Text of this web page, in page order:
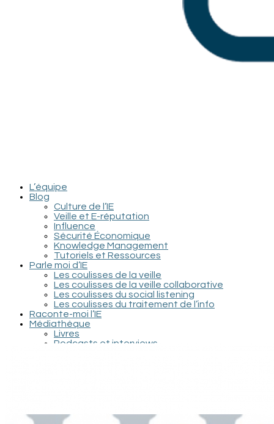
L’équipe
Blog
Culture de l’IE
Veille et E-réputation
Influence
Sécurité Économique
Knowledge Management
Tutoriels et Ressources
Parle moi d’IE
Les coulisses de la veille
Les coulisses de la veille collaborative
Les coulisses du social listening
Les coulisses du traitement de l’info
Raconte-moi l’IE
Médiathèque
Livres
Podcasts et interviews